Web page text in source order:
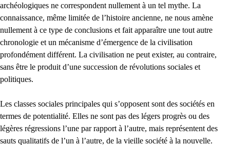
archéologiques ne correspondent nullement à un tel mythe. La
connaissance, même limitée de l’histoire ancienne, ne nous amène
nullement à ce type de conclusions et fait apparaître une tout autre
chronologie et un mécanisme d’émergence de la civilisation
profondément différent. La civilisation ne peut exister, au contraire,
sans être le produit d’une succession de révolutions sociales et
politiques.
Les classes sociales principales qui s’opposent sont des sociétés en
termes de potentialité. Elles ne sont pas des légers progrès ou des
légères régressions l’une par rapport à l’autre, mais représentent des
sauts qualitatifs de l’un à l’autre, de la vieille société à la nouvelle.